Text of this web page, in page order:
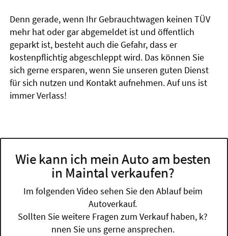
Denn gerade, wenn Ihr Gebrauchtwagen keinen TÜV
mehr hat oder gar abgemeldet ist und öffentlich
geparkt ist, besteht auch die Gefahr, dass er
kostenpflichtig abgeschleppt wird. Das können Sie
sich gerne ersparen, wenn Sie unseren guten Dienst
für sich nutzen und Kontakt aufnehmen. Auf uns ist
immer Verlass!
Wie kann ich mein Auto am besten
in Maintal verkaufen?
Im folgenden Video sehen Sie den Ablauf beim
Autoverkauf.
Sollten Sie weitere Fragen zum Verkauf haben, k?
nnen Sie uns gerne ansprechen.